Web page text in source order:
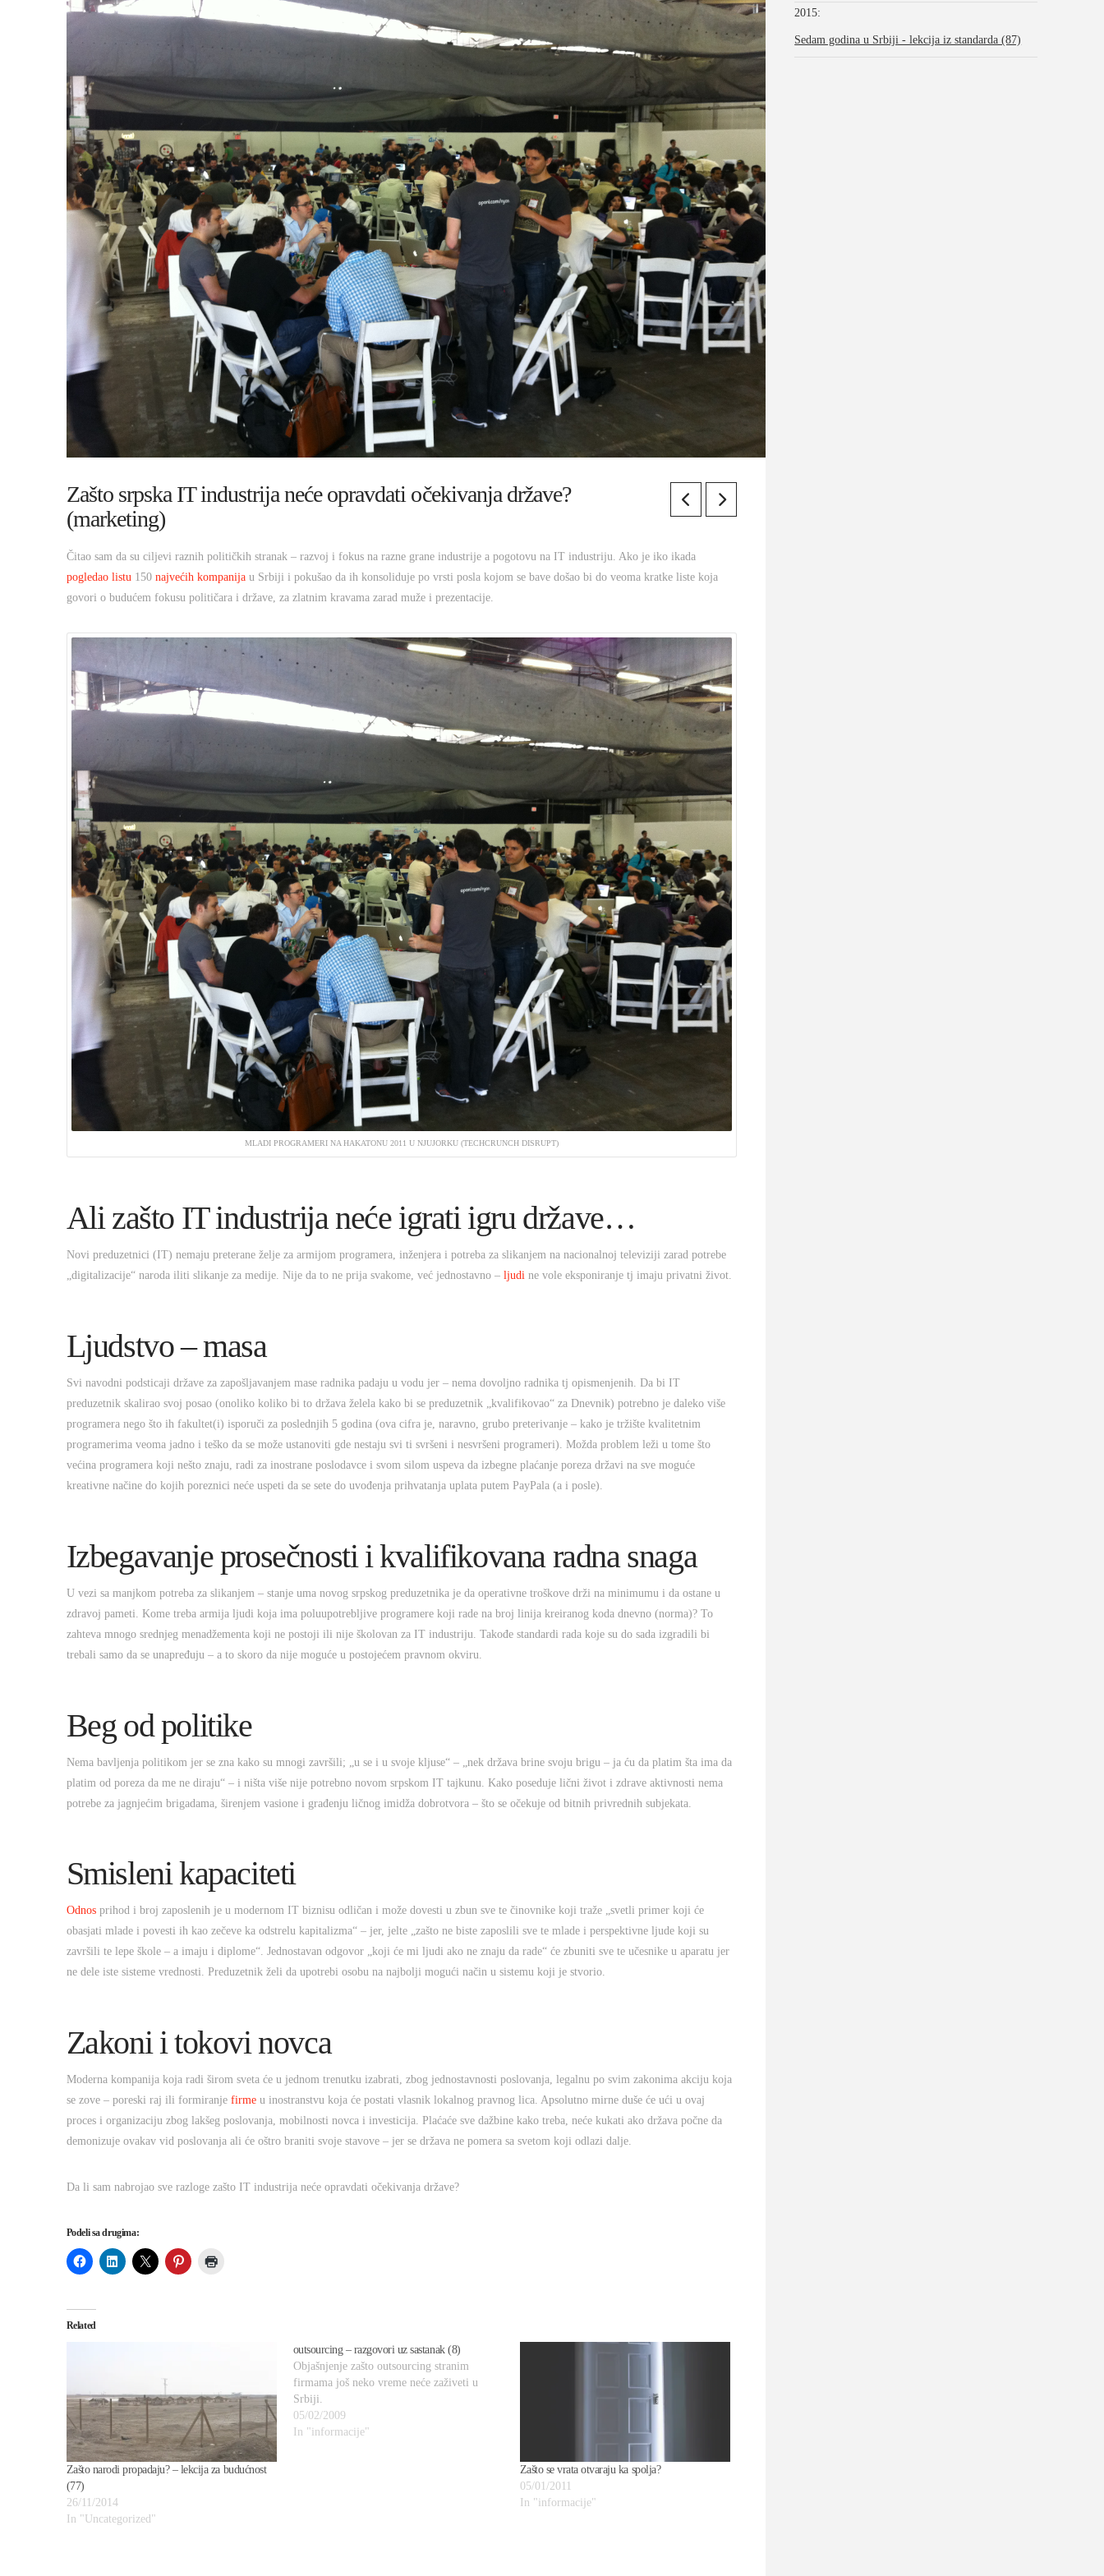
Zašto srpska IT industrija neće opravdati očekivanja države?
(marketing)
Čitao sam da su ciljevi raznih političkih stranak – razvoj i fokus na razne grane industrije a pogotovu na IT industriju. Ako je iko ikada
pogledao listu 150 najvećih kompanijau Srbiji i pokušao da ih konsoliduje po vrsti posla kojom se bave došao bi do veoma kratke liste koja
govori o budućem fokusu političara i države, za zlatnim kravama zarad muže i prezentacije.
MLADI PROGRAMERI NA HAKATONU 2011 U NJUJORKU (TECHCRUNCH DISRUPT)
Ali zašto IT industrija neće igrati igru države…
Novi preduzetnici (IT) nemaju preterane želje za armijom programera, inženjera i potreba za slikanjem na nacionalnoj televiziji zarad potrebe
„digitalizacije“ naroda iliti slikanje za medije. Nije da to ne prija svakome, već jednostavno – ljudi ne vole eksponiranje tj imaju privatni život.
Ljudstvo – masa
Svi navodni podsticaji države za zapošljavanjem mase radnika padaju u vodu jer – nema dovoljno radnika tj opismenjenih. Da bi IT
preduzetnik skalirao svoj posao (onoliko koliko bi to država želela kako bi se preduzetnik „kvalifikovao“ za Dnevnik) potrebno je daleko više
programera nego što ih fakultet(i) isporuči za poslednjih 5 godina (ova cifra je, naravno, grubo preterivanje – kako je tržište kvalitetnim
programerima veoma jadno i teško da se može ustanoviti gde nestaju svi ti svršeni i nesvršeni programeri). Možda problem leži u tome što
većina programera koji nešto znaju, radi za inostrane poslodavce i svom silom uspeva da izbegne plaćanje poreza državi na sve moguće
kreativne načine do kojih poreznici neće uspeti da se sete do uvođenja prihvatanja uplata putem PayPala (a i posle).
Izbegavanje prosečnosti i kvalifikovana radna snaga
U vezi sa manjkom potreba za slikanjem – stanje uma novog srpskog preduzetnika je da operativne troškove drži na minimumu i da ostane u
zdravoj pameti. Kome treba armija ljudi koja ima poluupotrebljive programere koji rade na broj linija kreiranog koda dnevno (norma)? To
zahteva mnogo srednjeg menadžementa koji ne postoji ili nije školovan za IT industriju. Takođe standardi rada koje su do sada izgradili bi
trebali samo da se unapređuju – a to skoro da nije moguće u postojećem pravnom okviru.
Beg od politike
Nema bavljenja politikom jer se zna kako su mnogi završili; „u se i u svoje kljuse“ – „nek država brine svoju brigu – ja ću da platim šta ima da
platim od poreza da me ne diraju“ – i ništa više nije potrebno novom srpskom IT tajkunu. Kako poseduje lični život i zdrave aktivnosti nema
potrebe za jagnjećim brigadama, širenjem vasione i građenju ličnog imidža dobrotvora – što se očekuje od bitnih privrednih subjekata.
Smisleni kapaciteti
Odnosprihod i broj zaposlenih je u modernom IT biznisu odličan i može dovesti u zbun sve te činovnike koji traže „svetli primer koji će
obasjati mlade i povesti ih kao zečeve ka odstrelu kapitalizma“ – jer, jelte „zašto ne biste zaposlili sve te mlade i perspektivne ljude koji su
završili te lepe škole – a imaju i diplome“. Jednostavan odgovor „koji će mi ljudi ako ne znaju da rade“ će zbuniti sve te učesnike u aparatu jer
ne dele iste sisteme vrednosti. Preduzetnik želi da upotrebi osobu na najbolji mogući način u sistemu koji je stvorio.
Zakoni i tokovi novca
Moderna kompanija koja radi širom sveta će u jednom trenutku izabrati, zbog jednostavnosti poslovanja, legalnu po svim zakonima akciju koja
se zove – poreski raj ili formiranje firmeu inostranstvu koja će postati vlasnik lokalnog pravnog lica. Apsolutno mirne duše će ući u ovaj
proces i organizaciju zbog lakšeg poslovanja, mobilnosti novca i investicija. Plaćaće sve dažbine kako treba, neće kukati ako država počne da
demonizuje ovakav vid poslovanja ali će oštro braniti svoje stavove – jer se država ne pomera sa svetom koji odlazi dalje.
Da li sam nabrojao sve razloge zašto IT industrija neće opravdati očekivanja države?
Podeli sa drugima:
Related
Zašto narodi propadaju? – lekcija za budućnost
(77)
26/11/2014
In "Uncategorized"
outsourcing – razgovori uz sastanak (8)
Objašnjenje zašto outsourcing stranim
firmama još neko vreme neće zaživeti u
Srbiji.
05/02/2009
In "informacije"
Zašto se vrata otvaraju ka spolja?
05/01/2011
In "informacije"
2015:
Sedam godina u Srbiji - lekcija iz standarda (87)